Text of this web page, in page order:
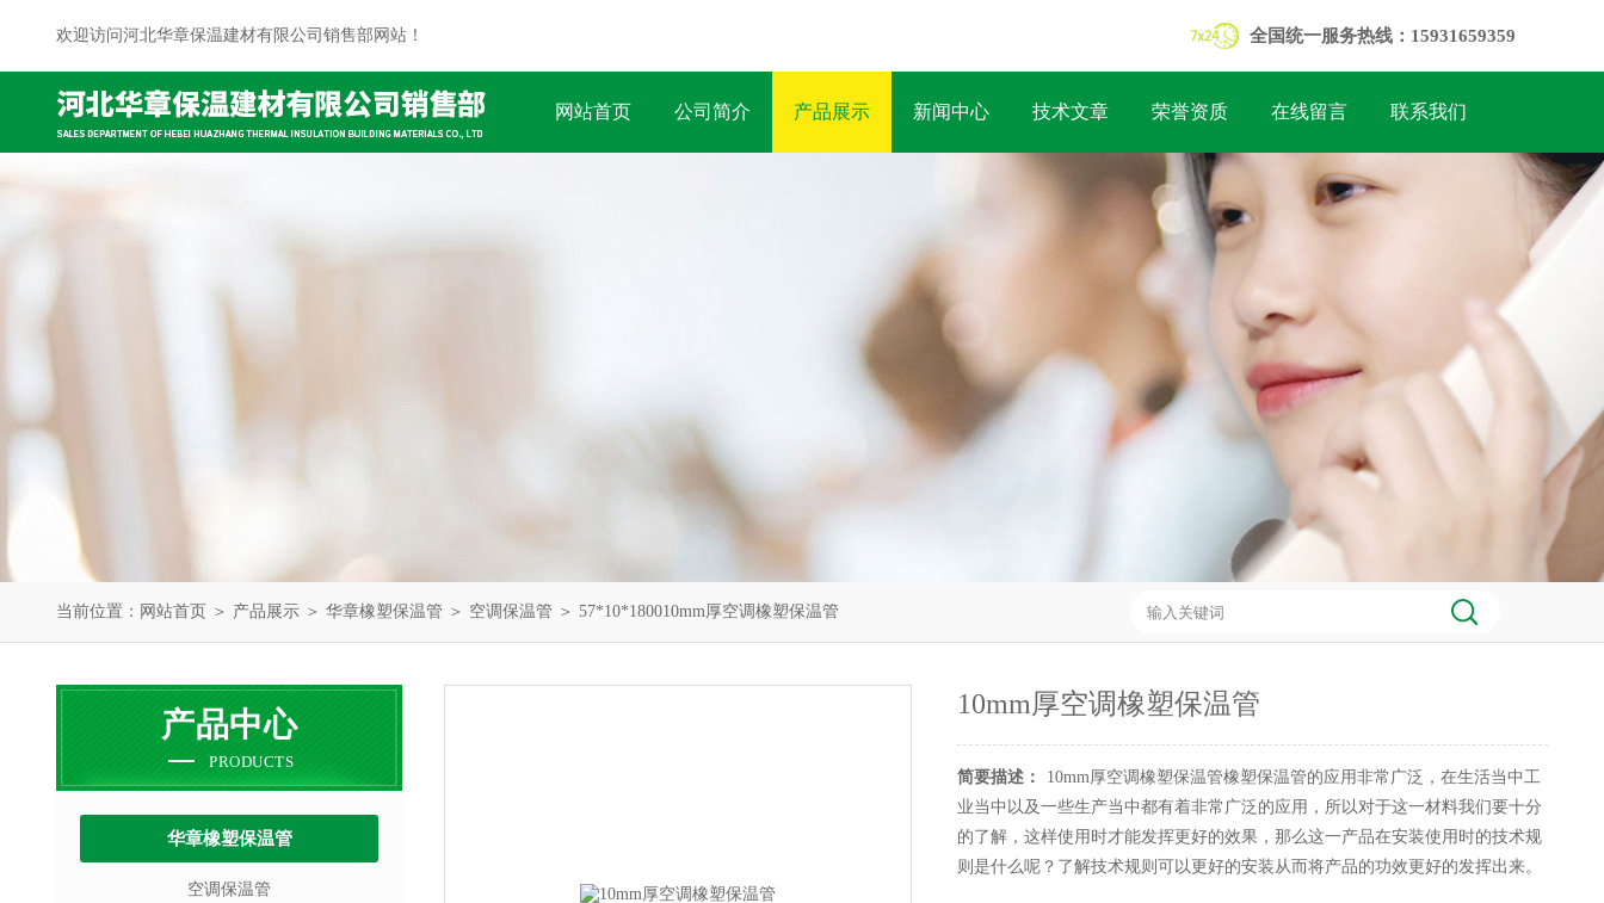
欢迎访问河北华章保温建材有限公司销售部网站！ 全国统一服务热线：15931659359
网站首页 公司简介 产品展示 新闻中心 技术文章 荣誉资质 在线留言 联系我们
当前位置： 网站首页 ＞ 产品展示 ＞ 华章橡塑保温管 ＞ 空调保温管 ＞ 57*10*180010mm厚空调橡塑保温管
产品中心
PRODUCTS
华章橡塑保温管
空调保温管
10mm厚空调橡塑保温管
简要描述：
10mm厚空调橡塑保温管橡塑保温管的应用非常广泛，在生活当中工
业当中以及一些生产当中都有着非常广泛的应用，所以对于这一材料我们要十分
的了解，这样使用时才能发挥更好的效果，那么这一产品在安装使用时的技术规
则是什么呢？了解技术规则可以更好的安装从而将产品的功效更好的发挥出来。